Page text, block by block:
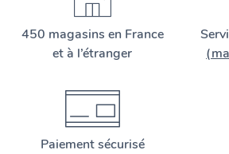
450 magasins en France
et à l’étranger
Paiement sécurisé